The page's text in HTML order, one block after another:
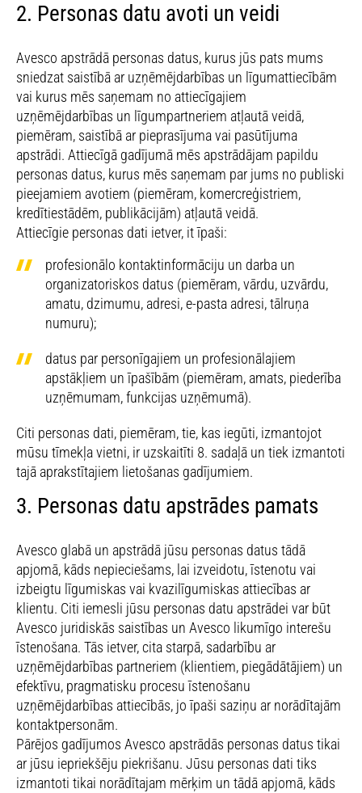
2. Personas datu avoti un veidi
Avesco apstrādā personas datus, kurus jūs pats mums
sniedzat saistībā ar uzņēmējdarbības un līgumattiecībām
vai kurus mēs saņemam no attiecīgajiem
uzņēmējdarbības un līgumpartneriem atļautā veidā,
piemēram, saistībā ar pieprasījuma vai pasūtījuma
apstrādi. Attiecīgā gadījumā mēs apstrādājam papildu
personas datus, kurus mēs saņemam par jums no publiski
pieejamiem avotiem (piemēram, komercreģistriem,
kredītiestādēm, publikācijām) atļautā veidā.
Attiecīgie personas dati ietver, it īpaši:
profesionālo kontaktinformāciju un darba un
organizatoriskos datus (piemēram, vārdu, uzvārdu,
amatu, dzimumu, adresi, e-pasta adresi, tālruņa
numuru);
datus par personīgajiem un profesionālajiem
apstākļiem un īpašībām (piemēram, amats, piederība
uzņēmumam, funkcijas uzņēmumā).
Citi personas dati, piemēram, tie, kas iegūti, izmantojot
mūsu tīmekļa vietni, ir uzskaitīti 8. sadaļā un tiek izmantoti
tajā aprakstītajiem lietošanas gadījumiem.
3. Personas datu apstrādes pamats
Avesco glabā un apstrādā jūsu personas datus tādā
apjomā, kāds nepieciešams, lai izveidotu, īstenotu vai
izbeigtu līgumiskas vai kvazilīgumiskas attiecības ar
klientu. Citi iemesli jūsu personas datu apstrādei var būt
Avesco juridiskās saistības un Avesco likumīgo interešu
īstenošana. Tās ietver, cita starpā, sadarbību ar
uzņēmējdarbības partneriem (klientiem, piegādātājiem) un
efektīvu, pragmatisku procesu īstenošanu
uzņēmējdarbības attiecībās, jo īpaši saziņu ar norādītajām
kontaktpersonām.
Pārējos gadījumos Avesco apstrādās personas datus tikai
ar jūsu iepriekšēju piekrišanu. Jūsu personas dati tiks
izmantoti tikai norādītajam mērķim un tādā apjomā, kāds